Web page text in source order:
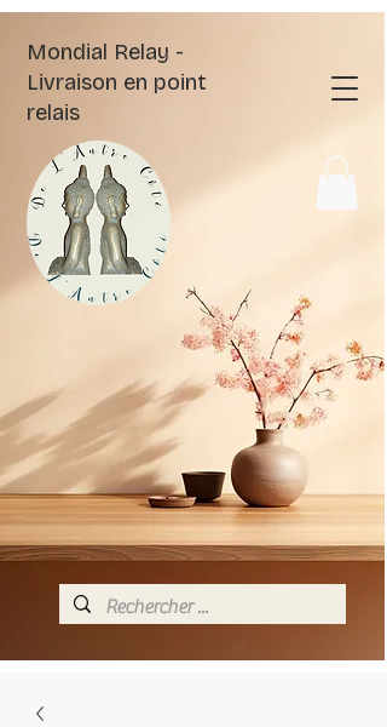
Mondial Relay -
Livraison en point
relais